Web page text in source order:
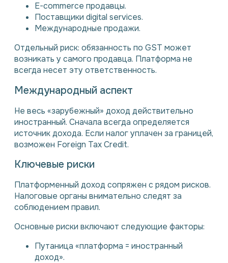
E-commerce продавцы.
Поставщики digital services.
Международные продажи.
Отдельный риск: обязанность по GST может
возникать у самого продавца. Платформа не
всегда несет эту ответственность.
Международный аспект
Не весь «зарубежный» доход действительно
иностранный. Сначала всегда определяется
источник дохода. Если налог уплачен за границей,
возможен Foreign Tax Credit.
Ключевые риски
Платформенный доход сопряжен с рядом рисков.
Налоговые органы внимательно следят за
соблюдением правил.
Основные риски включают следующие факторы:
Путаница «платформа = иностранный
доход».